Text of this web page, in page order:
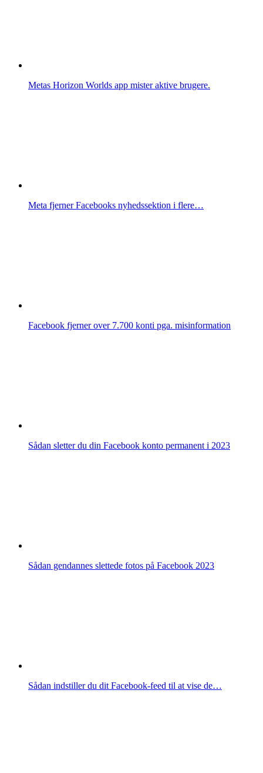
Metas Horizon Worlds app mister aktive brugere.
Meta fjerner Facebooks nyhedssektion i flere…
Facebook fjerner over 7.700 konti pga. misinformation
Sådan sletter du din Facebook konto permanent i 2023
Sådan gendannes slettede fotos på Facebook 2023
Sådan indstiller du dit Facebook-feed til at vise de…